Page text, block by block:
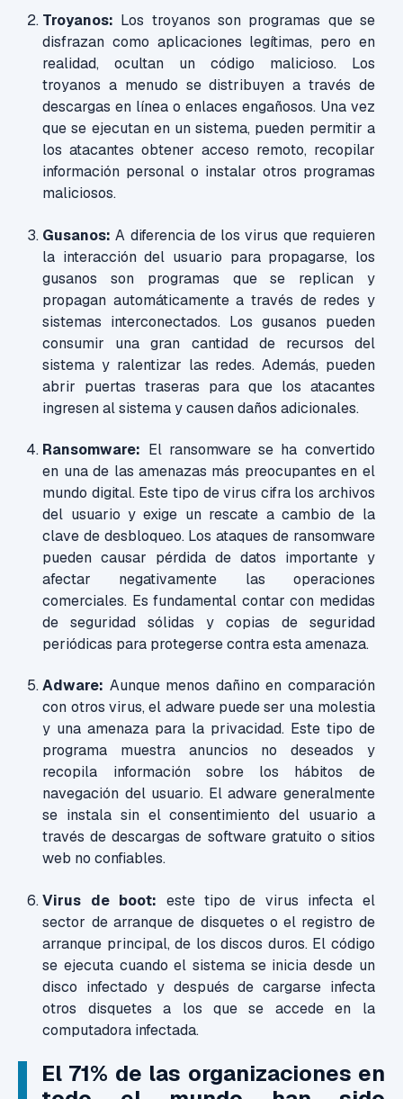
Troyanos: Los troyanos son programas que se
disfrazan como aplicaciones legítimas, pero en
realidad, ocultan un código malicioso. Los
troyanos a menudo se distribuyen a través de
descargas en línea o enlaces engañosos. Una vez
que se ejecutan en un sistema, pueden permitir a
los atacantes obtener acceso remoto, recopilar
información personal o instalar otros programas
maliciosos.
Gusanos: A diferencia de los virus que requieren
la interacción del usuario para propagarse, los
gusanos son programas que se replican y
propagan automáticamente a través de redes y
sistemas interconectados. Los gusanos pueden
consumir una gran cantidad de recursos del
sistema y ralentizar las redes. Además, pueden
abrir puertas traseras para que los atacantes
ingresen al sistema y causen daños adicionales.
Ransomware: El ransomware se ha convertido
en una de las amenazas más preocupantes en el
mundo digital. Este tipo de virus cifra los archivos
del usuario y exige un rescate a cambio de la
clave de desbloqueo. Los ataques de ransomware
pueden causar pérdida de datos importante y
afectar negativamente las operaciones
comerciales. Es fundamental contar con medidas
de seguridad sólidas y copias de seguridad
periódicas para protegerse contra esta amenaza.
Adware: Aunque menos dañino en comparación
con otros virus, el adware puede ser una molestia
y una amenaza para la privacidad. Este tipo de
programa muestra anuncios no deseados y
recopila información sobre los hábitos de
navegación del usuario. El adware generalmente
se instala sin el consentimiento del usuario a
través de descargas de software gratuito o sitios
web no confiables.
Virus de boot: este tipode virus infecta el
sector de arranque de disquetes o el registro de
arranque principal, de los discos duros. El código
se ejecuta cuando el sistema se inicia desde un
disco infectado y después de cargarse infecta
otros disquetes a los que se accede en la
computadora infectada.
El 71% de las organizaciones en